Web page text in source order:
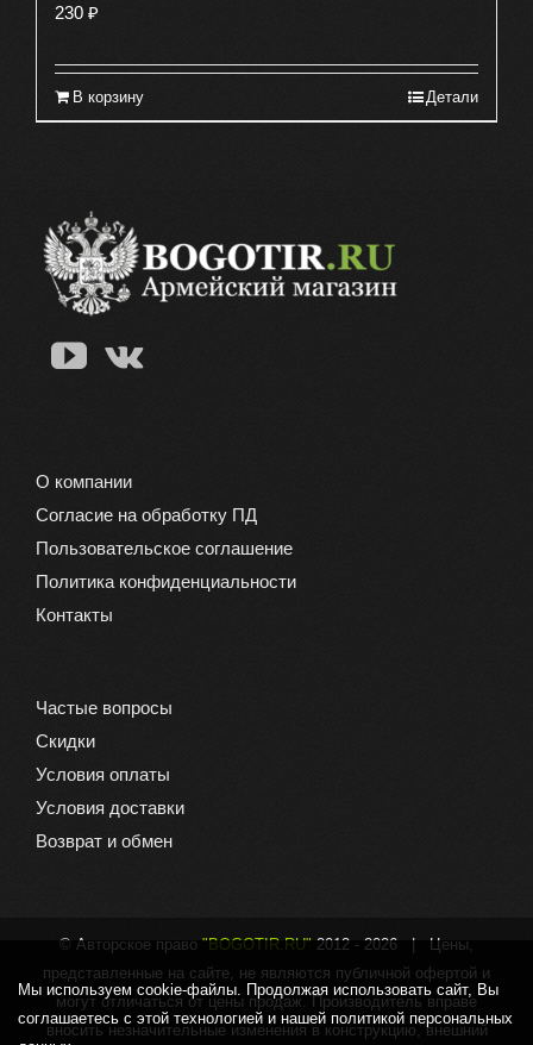
230 ₽
В корзину Детали
О компании
Согласие на обработку ПД
Пользовательское соглашение
Политика конфиденциальности
Контакты
Частые вопросы
Скидки
Условия оплаты
Условия доставки
Возврат и обмен
© Авторское право "BOGOTIR.RU" 2012 - 2026 | Цены,
представленные на сайте, не являются публичной офертой и
могут отличаться от цены продаж. Производитель вправе
вносить незначительные изменения в конструкцию, внешний
Мы используем cookie-файлы. Продолжая использовать сайт, Вы
соглашаетесь с этой технологией и нашей политикой персональных